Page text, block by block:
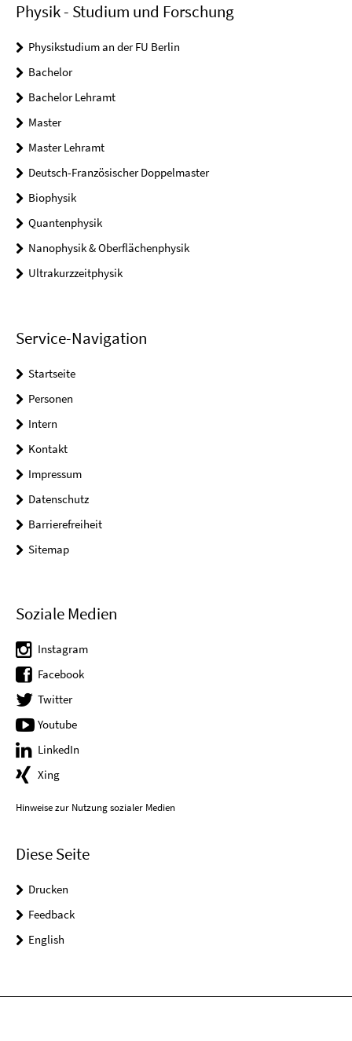
Physik - Studium und Forschung
Physikstudium an der FU Berlin
Bachelor
Bachelor Lehramt
Master
Master Lehramt
Deutsch-Französischer Doppelmaster
Biophysik
Quantenphysik
Nanophysik & Oberflächenphysik
Ultrakurzzeitphysik
Service-Navigation
Startseite
Personen
Intern
Kontakt
Impressum
Datenschutz
Barrierefreiheit
Sitemap
Soziale Medien
Instagram
Facebook
Twitter
Youtube
LinkedIn
Xing
Hinweise zur Nutzung sozialer Medien
Diese Seite
Drucken
Feedback
English